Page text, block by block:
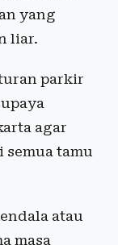
yang
liar.
parkir
agar
semua tamu
atau
masa